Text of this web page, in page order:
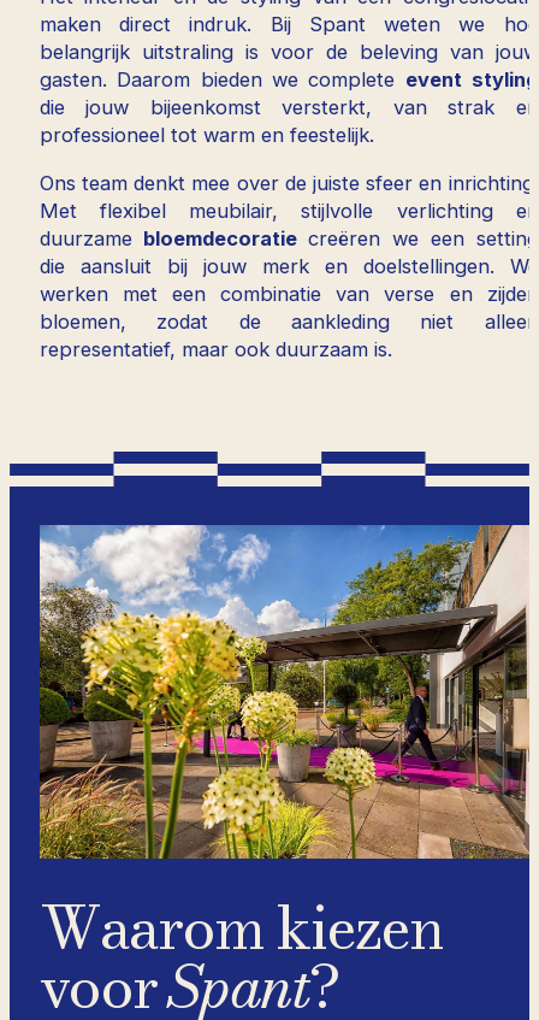
maken direct indruk. Bij Spant weten we hoe
belangrijk uitstraling is voor de beleving van jouw
gasten. Daarom bieden we complete event styling
die jouw bijeenkomst versterkt, van strak en
professioneel tot warm en feestelijk.
Ons team denkt mee over de juiste sfeer en inrichting.
Met flexibel meubilair, stijlvolle verlichting en
duurzame bloemdecoratiecreëren we een setting
die aansluit bij jouw merk en doelstellingen. We
werken met een combinatie van verse en zijden
bloemen, zodat de aankleding niet alleen
representatief, maar ook duurzaam is.
Waarom kiezen
voorSpant?